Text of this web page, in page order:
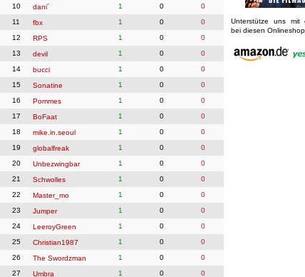
10
dani´ 1 0
0
11
fbx 1 0
0
12
RPS 1 0
0
13
devil 1 0
0
14
bucci 1 0
0
15
Sonatine 1 0
0
16
Pommes 1 0
0
17
BoFaat 1 0
0
18
mike.in.seoul 1 0
0
19
globalfreak 1 0
0
20
Unbezwingbar 1 0
0
21
Schwolles 1 0
0
22
Master_mo 1 0
0
23
Jumper 1 0
0
24
LeeroyGreen 1 0
0
25
Christian1987 1 0
0
26
The Swordzman 1 0
0
27
Umbra 1 0 0
Unterstütze uns mit
bei diesen